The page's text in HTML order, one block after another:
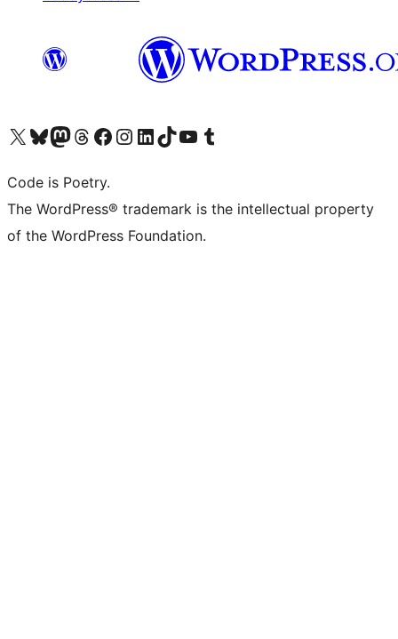
Visita il nostro account X (ex Twitter)
Visita il nostro account Bluesky
Visita il nostro account Mastodon
Visita il nostro account Threads
Visita la nostra pagina Facebook
Visita il nostro account Instagram
Visita il nostro account LinkedIn
Visita il nostro account TikTok
Visita il nostro canale YouTube
Visita il nostro account Tumblr
Code is Poetry.
The WordPress® trademark is the intellectual property
of the WordPress Foundation.